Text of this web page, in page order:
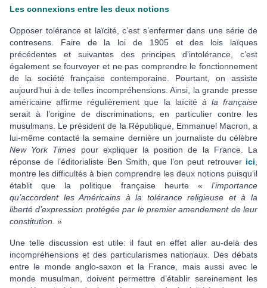
Les connexions entre les deux notions
Opposer tolérance et laïcité, c’est s’enfermer dans une série de
contresens. Faire de la loi de 1905 et des lois laïques
précédentes et suivantes des principes d’intolérance, c’est
également se fourvoyer et ne pas comprendre le fonctionnement
de la société française contemporaine. Pourtant, on assiste
aujourd’hui à de telles incompréhensions. Ainsi, la grande presse
américaine affirme régulièrement que la laïcité à la française
serait à l’origine de discriminations, en particulier contre les
musulmans. Le président de la République, Emmanuel Macron, a
lui-même contacté la semaine dernière un journaliste du célèbre
New York Times pour expliquer la position de la France. La
réponse de l’éditorialiste Ben Smith, que l’on peut retrouver ici
montre les difficultés à bien comprendre les deux notions puisqu’il
établit que la politique française heurte « l’importance
qu’accordent les Américains à la tolérance religieuse et à la
liberté d’expression protégée par le premier amendement de leur
constitution. »
Une telle discussion est utile: il faut en effet aller au-delà des
incompréhensions et des particularismes nationaux. Des débats
entre le monde anglo-saxon et la France, mais aussi avec le
monde musulman, doivent permettre d’établir sereinement les